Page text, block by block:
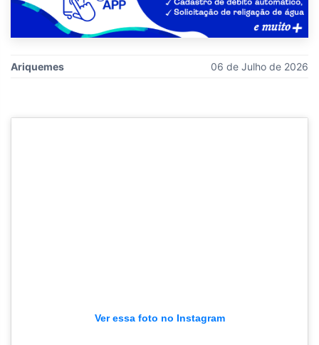
Ariquemes 06 de Julho de 2026
Ver essa foto no Instagram